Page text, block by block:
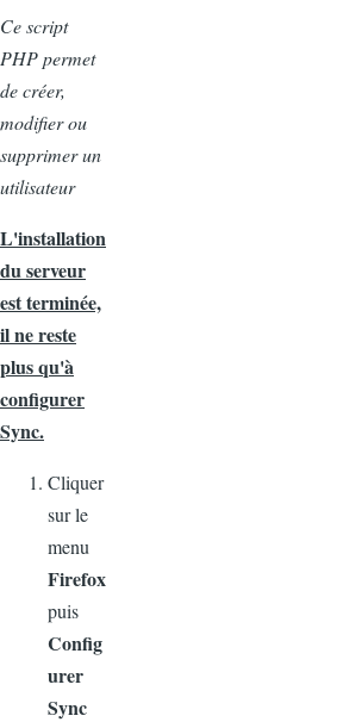
Ce script
PHP permet
de créer,
modifier ou
supprimer un
utilisateur
L'installation
du serveur
est terminée,
il ne reste
plus qu'à
configurer
Sync.
Cliquer
sur le
menu
Firefox
puis
Config
urer
Sync